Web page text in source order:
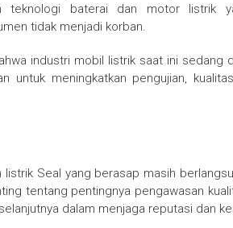
teknologi baterai dan motor listrik
tidak menjadi korban.
industri mobil listrik saat ini sedang
untuk meningkatkan pengujian,
Seal yang berasap masih
tentang pentingnya pengawasan
dalam menjaga reputasi dan